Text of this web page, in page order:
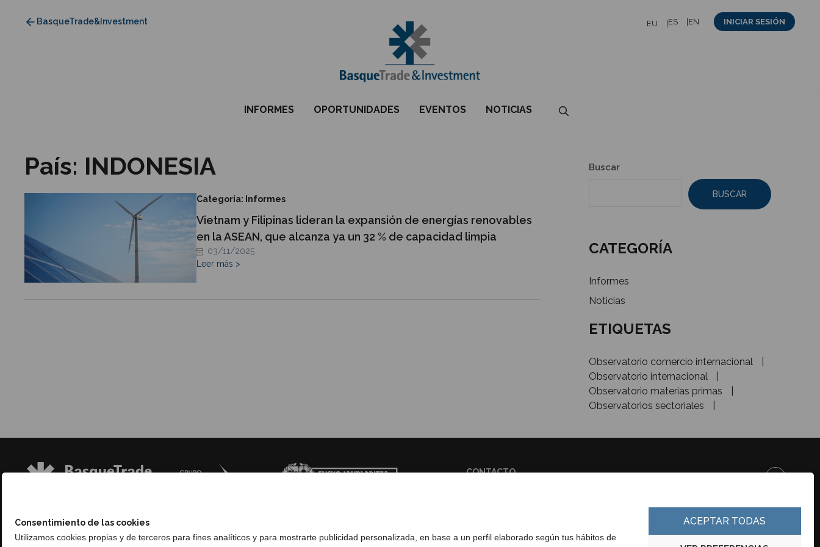
Consentimiento de las cookies
Utilizamos cookies propias y de terceros para fines analíticos y para mostrarte publicidad personalizada, en base a un perfil elaborado según tus hábitos de
ACEPTAR TODAS
BasqueTrade&Investment EU ES EN INICIAR SESIÓN
INFORMES OPORTUNIDADES EVENTOS NOTICIAS
País: INDONESIA
Categoría: Informes
Vietnam y Filipinas lideran la expansión de energías renovables
en la ASEAN, que alcanza ya un 32 % de capacidad limpia
03/11/2025
Leer más >
Buscar
BUSCAR
CATEGORÍA
Informes
Noticias
ETIQUETAS
Observatorio comercio internacional
Observatorio internacional
Observatorio materias primas
Observatorios sectoriales
CONTACTO